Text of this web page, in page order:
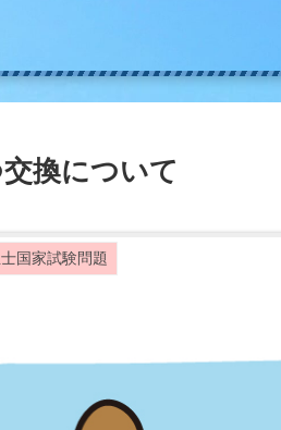
換について
国家試験問題